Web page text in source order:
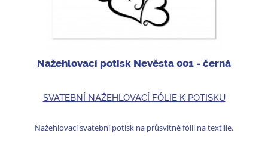
Nažehlovací potisk Nevěsta 001 - černá
SVATEBNÍ NAŽEHLOVACÍ FÓLIE K POTISKU
Nažehlovací svatební potisk na průsvitné fólii na textilie.